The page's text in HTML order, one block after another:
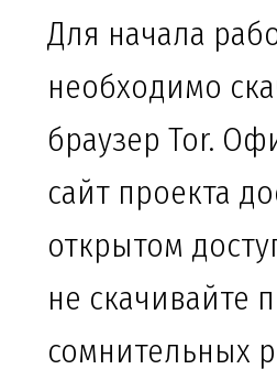
Для начала
необходимо
браузер Tor.
сайт проекта
открытом
не скачивайте
сомнительных